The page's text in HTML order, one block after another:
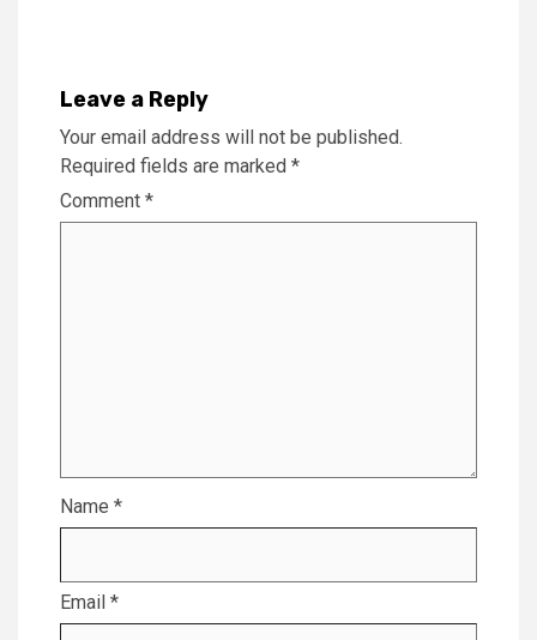
Leave a Reply
Your email address will not be published.
Required fields are marked *
Comment *
Name *
Email *